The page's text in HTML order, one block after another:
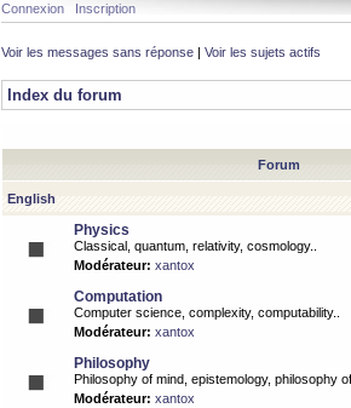
Connexion Inscription
Voir les messages sans réponse | Voir les sujets actifs
Index du forum
Forum
English
Physics
Classical, quantum, relativity, cosmology..
Modérateur: xantox
Computation
Computer science, complexity, computability..
Modérateur: xantox
Philosophy
Philosophy of mind, epistemology, philosophy of
Modérateur: xantox